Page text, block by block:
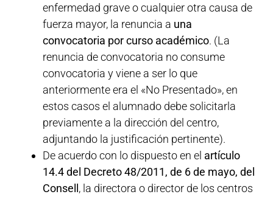
enfermedad grave o cualquier otra causa de
fuerza mayor, la renuncia a una
convocatoria por curso académico. (La
renuncia de convocatoria no consume
convocatoria y viene a ser lo que
anteriormente era el «No Presentado», en
estos casos el alumnado debe solicitarla
previamente a la dirección del centro,
adjuntando la justificación pertinente).
De acuerdo con lo dispuesto en el artículo
14.4 del Decreto 48/2011, de 6 de mayo, del
Consell , la directora o director de los centros